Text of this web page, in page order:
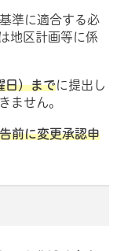
準に適合する必
地区計画等に係
日）までに提出し
ません。
前に変更承認申